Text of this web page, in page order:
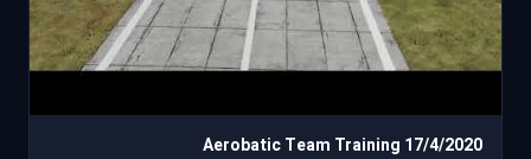
Aerobatic Team Training 17/4/2020